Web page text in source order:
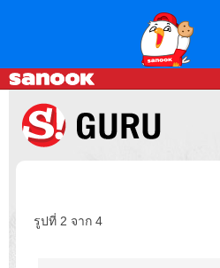
รูปที่ 2 จาก 4